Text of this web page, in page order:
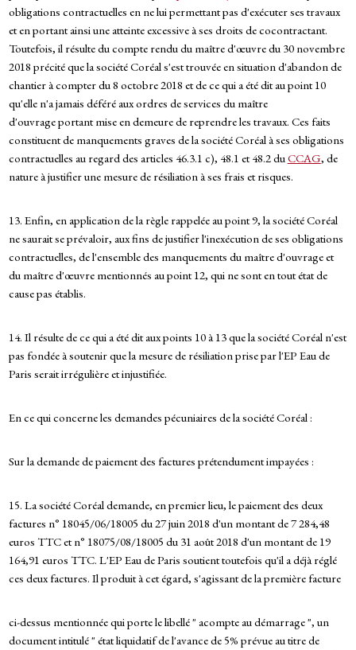
obligations contractuelles en ne lui permettant pas d'exécuter ses travaux
et en portant ainsi une atteinte excessive à ses droits de cocontractant.
Toutefois, il résulte du compte rendu du maître d'œuvre du 30 novembre
2018 précité que la société Coréal s'est trouvée en situation d'abandon de
chantier à compter du 8 octobre 2018 et de ce qui a été dit au point 10
qu'elle n'a jamais déféré aux ordres de services du maître
d'ouvrage portant mise en demeure de reprendre les travaux. Ces faits
constituent de manquements graves de la société Coréal à ses obligations
contractuelles au regard des articles 46.3.1 c), 48.1 et 48.2 duCCAG, de
nature à justifier une mesure de résiliation à ses frais et risques.
13. Enfin, en application de la règle rappelée au point 9, la société Coréal
ne saurait se prévaloir, aux fins de justifier l'inexécution de ses obligations
contractuelles, de l'ensemble des manquements du maître d'ouvrage et
du maître d'œuvre mentionnés au point 12, qui ne sont en tout état de
cause pas établis.
14. Il résulte de ce qui a été dit aux points 10 à 13 que la société Coréal n'est
pas fondée à soutenir que la mesure de résiliation prise par l'EP Eau de
Paris serait irrégulière et injustifiée.
En ce qui concerne les demandes pécuniaires de la société Coréal :
Sur la demande de paiement des factures prétendument impayées :
15. La société Coréal demande, en premier lieu, le paiement des deux
factures n° 18045/06/18005 du 27 juin 2018 d'un montant de 7 284,48
euros TTC et n° 18075/08/18005 du 31 août 2018 d'un montant de 19
164,91 euros TTC. L'EP Eau de Paris soutient toutefois qu'il a déjà réglé
ces deux factures. Il produit à cet égard, s'agissant de la première facture
ci-dessus mentionnée qui porte le libellé " acompte au démarrage ", un
document intitulé " état liquidatif de l'avance de 5% prévue au titre de